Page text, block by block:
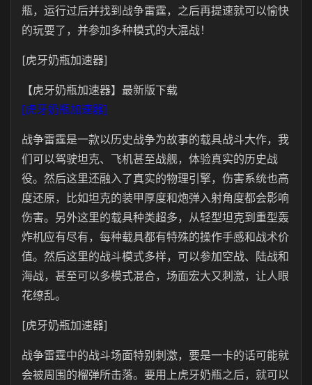
瓶，运行过后并找到战争雷霆，之后再提速就可以愉快
的玩耍了，并参加多种模式的大混战！
[虎牙奶瓶加速器]
【虎牙奶瓶加速器】最新版下载
[虎牙奶瓶加速器]
战争雷霆是一款以历史战争为故事的载具战斗大作，我
们可以驾驶坦克、飞机甚至战舰，体验真实的历史战
役。然后这里还融入了真实的物理引擎，伤害系统也高
度还原，比如坦克的装甲厚度和炮弹入射角度都会影响
伤害。另外这里的载具种类超多，从轻型坦克到重型轰
炸机应有尽有，每种载具都有特殊的操作手感和战术价
值。然后这里的战斗模式多样，可以参加空战、陆战和
海战，甚至可以多模式混合，场面宏大又刺激，让人眼
花缭乱。
[虎牙奶瓶加速器]
战争雷霆中的战斗场面特别刺激，要是一卡的话可能就
会被周围的榴弹所击落。要用上虎牙奶瓶之后，就可以